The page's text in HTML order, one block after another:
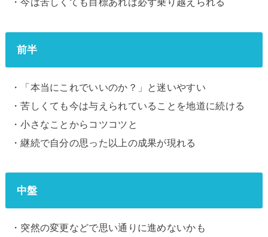
前半
・「本当にこれでいいのか？」と迷いやすい
・苦しくても今は与えられていることを地道に続ける
・小さなことからコツコツと
・継続で自分の思った以上の成果が現れる
中盤
・突然の変更などで思い通りに進めないかも